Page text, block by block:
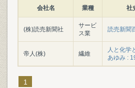
会社名 業種 社
(株)読売新聞社
サービ
ス業
読売新聞
帝人(株) 繊維
人と化学
あゆみ :
1